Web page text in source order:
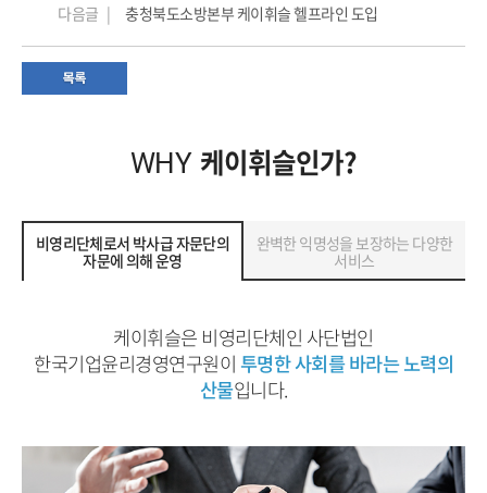
다음글 |
충청북도소방본부 케이휘슬 헬프라인 도입
WHY 케이휘슬인가?
비영리단체로서 박사급 자문단의
자문에 의해 운영
완벽한 익명성을 보장하는 다양한
서비스
케이휘슬은 비영리단체인 사단법인
한국기업윤리경영연구원이투명한 사회를 바라는 노력의
산물입니다.